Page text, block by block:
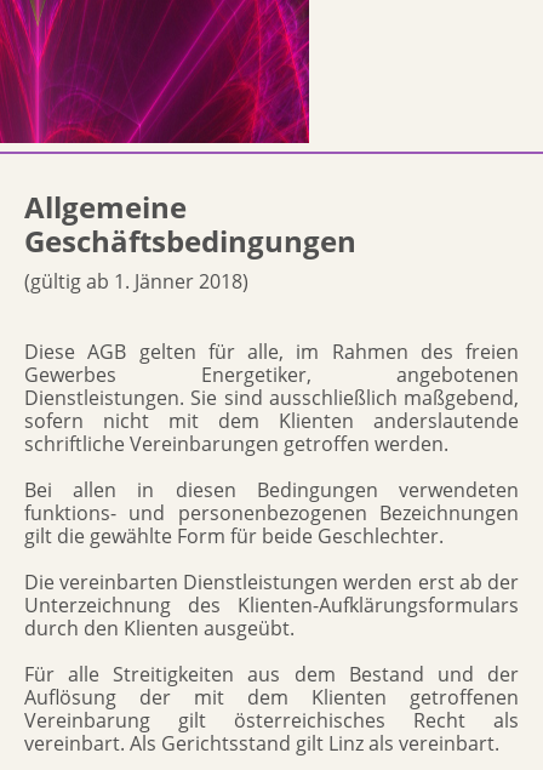
Allgemeine
Geschäftsbedingungen
(gültig ab 1. Jänner 2018)
Diese AGB gelten für alle, im Rahmen des freien
Gewerbes Energetiker, angebotenen
Dienstleistungen. Sie sind ausschließlich maßgebend,
sofern nicht mit dem Klienten anderslautende
schriftliche Vereinbarungen getroffen werden.
Bei allen in diesen Bedingungen verwendeten
funktions- und personenbezogenen Bezeichnungen
gilt die gewählte Form für beide Geschlechter.
Die vereinbarten Dienstleistungen werden erst ab der
Unterzeichnung des Klienten-Aufklärungsformulars
durch den Klienten ausgeübt.
Für alle Streitigkeiten aus dem Bestand und der
Auflösung der mit dem Klienten getroffenen
Vereinbarung gilt österreichisches Recht als
vereinbart. Als Gerichtsstand gilt Linz als vereinbart.